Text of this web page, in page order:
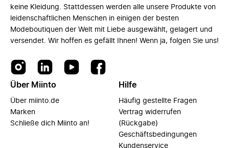
keine Kleidung. Stattdessen werden alle unsere Produkte von
leidenschaftlichen Menschen in einigen der besten
Modeboutiquen der Welt mit Liebe ausgewählt, gelagert und
versendet. Wir hoffen es gefällt Ihnen! Wenn ja, folgen Sie uns!
Über Miinto
Über miinto.de
Marken
Schließe dich Miinto an!
Hilfe
Häufig gestellte Fragen
Vertrag widerrufen
(Rückgabe)
Geschäftsbedingungen
Kundenservice